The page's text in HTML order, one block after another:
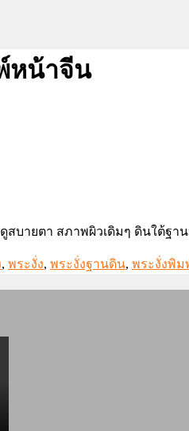
หน้าจีน
บายตา สภาพผิวเดิมๆ ดินใต้ฐา
, พระงั่ง, พระงั่งฐานดิน, พระงั่งพิ